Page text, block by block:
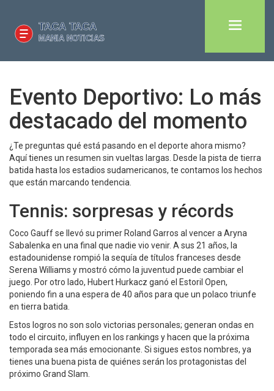
Evento Deportivo: Lo más
destacado del momento
¿Te preguntas qué está pasando en el deporte ahora mismo?
Aquí tienes un resumen sin vueltas largas. Desde la pista de tierra
batida hasta los estadios sudamericanos, te contamos los hechos
que están marcando tendencia.
Tennis: sorpresas y récords
Coco Gauff se llevó su primer Roland Garros al vencer a Aryna
Sabalenka en una final que nadie vio venir. A sus 21 años, la
estadounidense rompió la sequía de títulos franceses desde
Serena Williams y mostró cómo la juventud puede cambiar el
juego. Por otro lado, Hubert Hurkacz ganó el Estoril Open,
poniendo fin a una espera de 40 años para que un polaco triunfe
en tierra batida.
Estos logros no son solo victorias personales; generan ondas en
todo el circuito, influyen en los rankings y hacen que la próxima
temporada sea más emocionante. Si sigues estos nombres, ya
tienes una buena pista de quiénes serán los protagonistas del
próximo Grand Slam.